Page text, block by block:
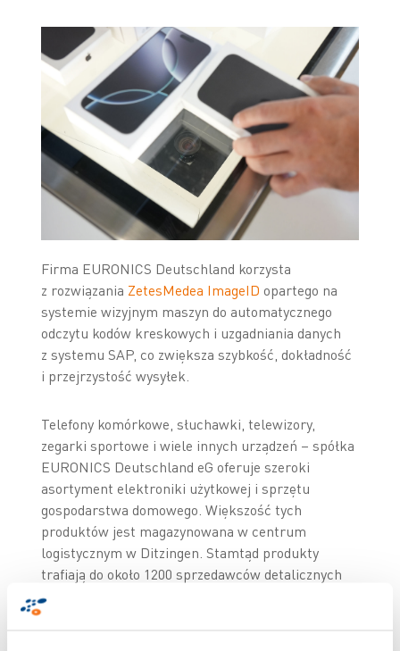
Firma EURONICS Deutschland korzysta
z rozwiązania ZetesMedea ImageID opartego na
systemie wizyjnym maszyn do automatycznego
odczytu kodów kreskowych i uzgadniania danych
z systemu SAP, co zwiększa szybkość, dokładność
i przejrzystość wysyłek.
Telefony komórkowe, słuchawki, telewizory,
zegarki sportowe i wiele innych urządzeń – spółka
EURONICS Deutschland eG oferuje szeroki
asortyment elektroniki użytkowej i sprzętu
gospodarstwa domowego. Większość tych
produktów jest magazynowana w centrum
logistycznym w Ditzingen. Stamtąd produkty
trafiają do około 1200 sprzedawców detalicznych
w całym kraju, którzy – jako członkowie spółdzielni
– korzystają z usług zaopatrzenia, marketingu